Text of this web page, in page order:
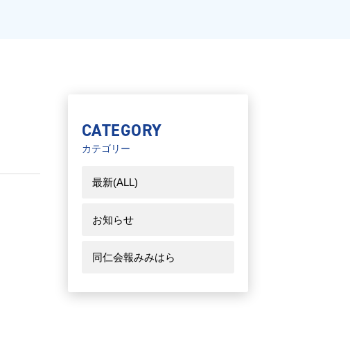
CATEGORY
カテゴリー
最新(ALL)
お知らせ
同仁会報みみはら